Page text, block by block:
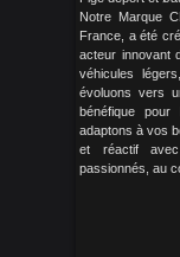
Notre Marque
France, a été
acteur innovant
véhicules
évoluons vers
bénéfique pour
adaptons à vos
et réactif
passionnés, au